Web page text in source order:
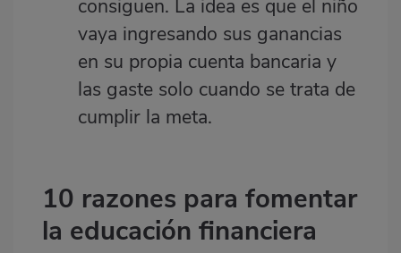
consiguen. La idea es que el niño
vaya ingresando sus ganancias
en su propia cuenta bancaria y
las gaste solo cuando se trata de
cumplir la meta.
10 razones para fomentar
la educación financiera